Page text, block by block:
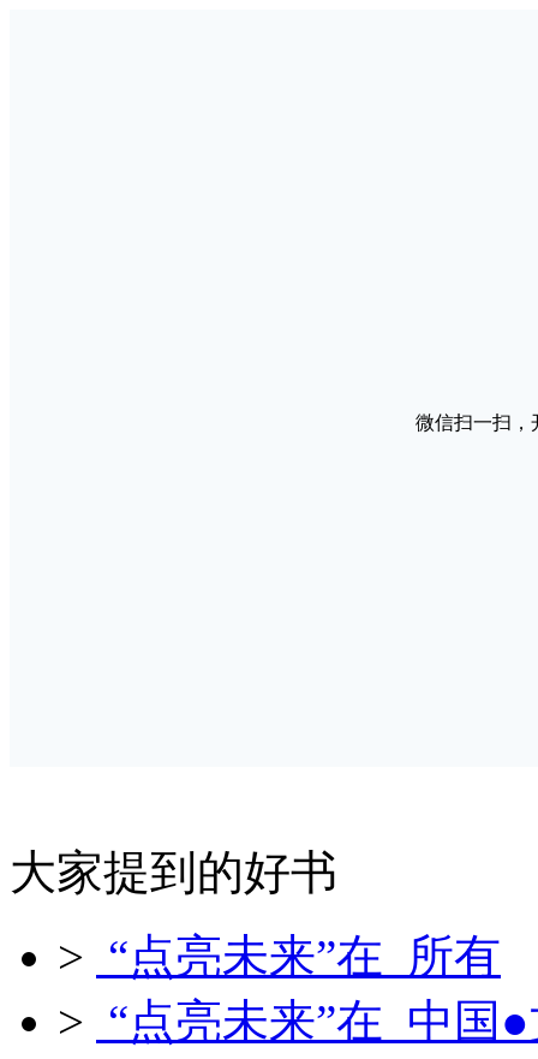
微信扫一扫，
大家提到的好书
> “点亮未来”在 所有
> “点亮未来”在 中国